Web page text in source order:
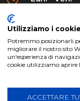
Creative Agency
Utilizziamo i cookie
Potremmo posizionarli
migliorare il nostro sito
un'esperienza di
cookie utilizziamo aprire
ACCETTARE